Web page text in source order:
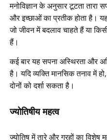
मनोविज्ञान के अनुसार टूटता तारा
और इच्छाओं का प्रतीक होता है।
जो जीवन में बदलाव चाहते हैं या
हैं।
कई बार यह सपना अस्थिरता और
है। यदि व्यक्ति मानसिक तनाव में
दोनों को दर्शा सकता है।
ज्योतिषीय महत्व
ज्योतिष में तारे और ग्रहों का विशेष